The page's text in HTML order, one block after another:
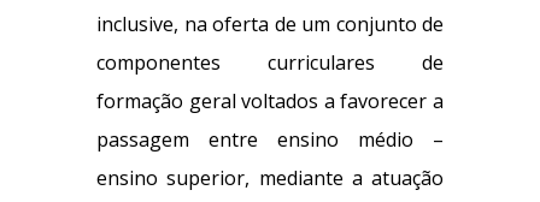
inclusive, na oferta de um conjunto de
componentes curriculares de
formação geral voltados a favorecer a
passagem entre ensino médio –
ensino superior, mediante a atuação